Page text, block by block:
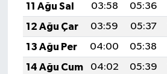
11 Ağu Sal
03:58 05:36
12 Ağu Çar
03:59 05:37
13 Ağu Per
04:00 05:38
14 Ağu Cum
04:02 05:39